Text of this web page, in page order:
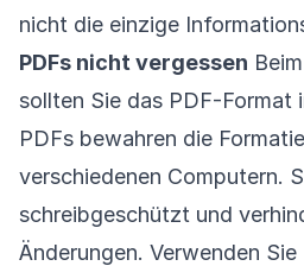
nicht die einzige
PDFs nicht vergessen
sollten Sie das PDF-Format
PDFs bewahren die
verschiedenen Computern.
schreibgeschützt und
Änderungen. Verwenden